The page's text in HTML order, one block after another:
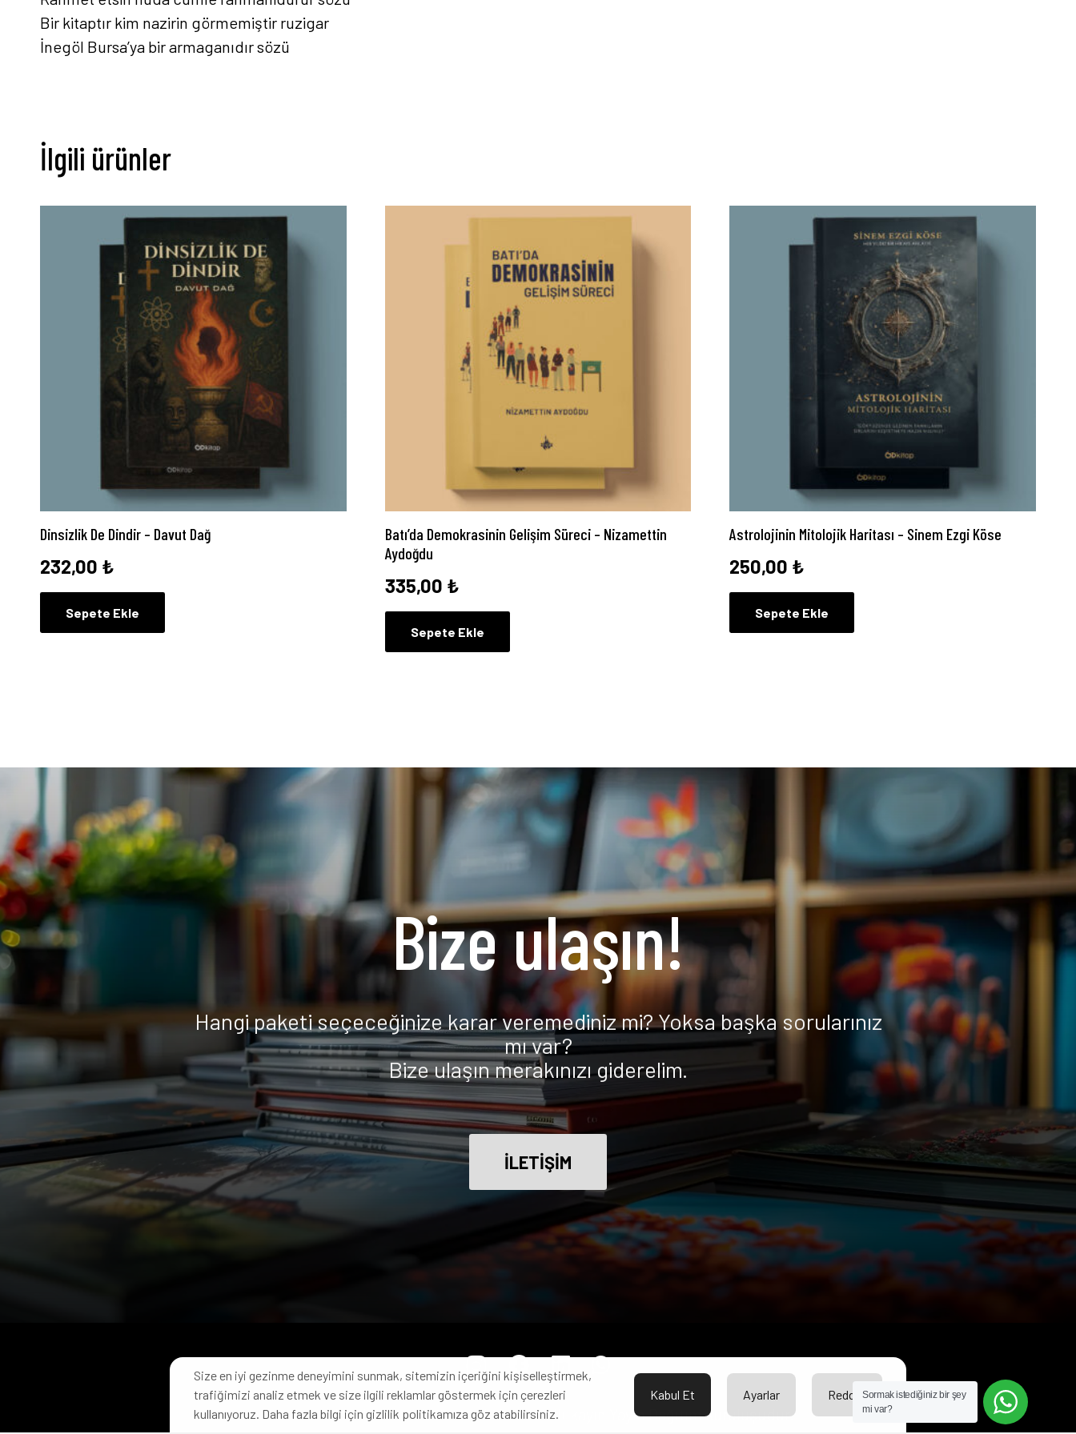
Bir kitaptır kim nazirin görmemiştir ruzigar
İnegöl Bursa’ya bir armaganıdır sözü
İlgili ürünler
Dinsizlik De Dindir – Davut Dağ
232,00 ₺
Sepete Ekle
Batı’da Demokrasinin Gelişim Süreci – Nizamettin
Aydoğdu
335,00 ₺
Sepete Ekle
Astrolojinin Mitolojik Haritası – Sinem Ezgi Köse
250,00 ₺
Sepete Ekle
Bize ulaşın!
Hangi paketi seçeceğinize karar veremediniz mi? Yoksa başka sorularınız
mı var?
Bize ulaşın merakınızı giderelim.
İLETİŞİM
© 2024 Her hakkı saklıdır. Od Kitap, bir Ulukayın Yayın Dağıtım kuruluşudur.
Size en iyi gezinme deneyimini sunmak, sitemizin içeriğini kişiselleştirmek,
trafiğimizi analiz etmek ve size ilgili reklamlar göstermek için çerezleri
kullanıyoruz. Daha fazla bilgi için gizlilik politikamıza göz atabilirsiniz.
Kabul Et Ayarlar ReddetSormak istediğiniz bir şey
mi var?